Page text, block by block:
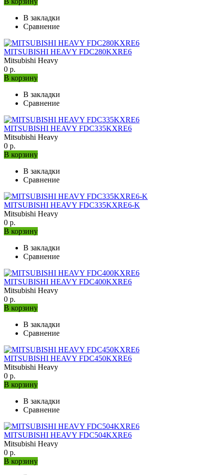
В закладки
Сравнение
MITSUBISHI HEAVY FDC280KXRE6
Mitsubishi Heavy
0 р.
В корзину
В закладки
Сравнение
MITSUBISHI HEAVY FDC335KXRE6
Mitsubishi Heavy
0 р.
В корзину
В закладки
Сравнение
MITSUBISHI HEAVY FDC335KXRE6-K
Mitsubishi Heavy
0 р.
В корзину
В закладки
Сравнение
MITSUBISHI HEAVY FDC400KXRE6
Mitsubishi Heavy
0 р.
В корзину
В закладки
Сравнение
MITSUBISHI HEAVY FDC450KXRE6
Mitsubishi Heavy
0 р.
В корзину
В закладки
Сравнение
MITSUBISHI HEAVY FDC504KXRE6
Mitsubishi Heavy
0 р.
В корзину